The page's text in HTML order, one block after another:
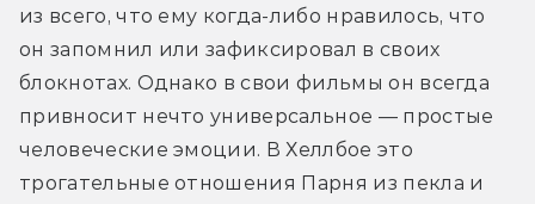
из всего, что ему когда-либо нравилось, что
он запомнил или зафиксировал в своих
блокнотах. Однако в свои фильмы он всегда
привносит нечто универсальное — простые
человеческие эмоции. В Хеллбое это
трогательные отношения Парня из пекла и